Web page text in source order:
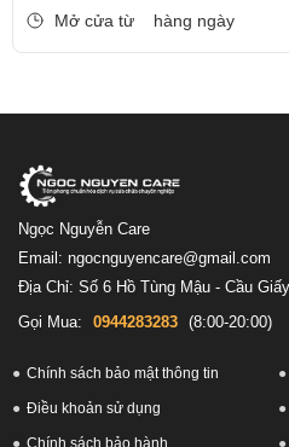
Mở cửa từ
hàng ngày
Ngọc Nguyễn Care
Email: ngocnguyencare@gmail.com
Địa Chỉ: Số 6 Hồ Tùng Mậu - Cầu
Gọi Mua:
0944283283 (8:00-20:00)
Chính sách bảo mật thông tin
Điều khoản sử dụng